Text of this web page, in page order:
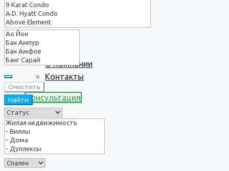
О нас
О Компании
Контакты
Консультация
Очистить
Найти